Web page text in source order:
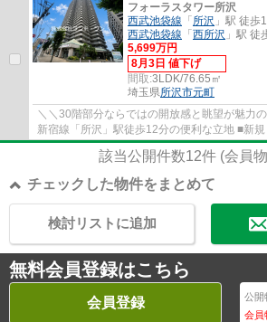
フォーラスタワー所沢
西武池袋線 「 所沢 」駅 徒歩
西武池袋線 「 西所沢 」駅 徒
5,699万円
8月3日 値下げ
間取:3LDK/76.65㎡
埼玉県所沢市元町
＼＼30階部分ならではの開放感と眺望が魅力の3LDK／／ ■
新宿線「所沢」駅徒歩12分の便利な立地 ■新
■大切なペットと一緒に暮らせます（細則有...
該当公開件数12件 (会員
チェックした物件をまとめて
検討リストに追加
無料会員登録はこちら
会員登録 公開
会員